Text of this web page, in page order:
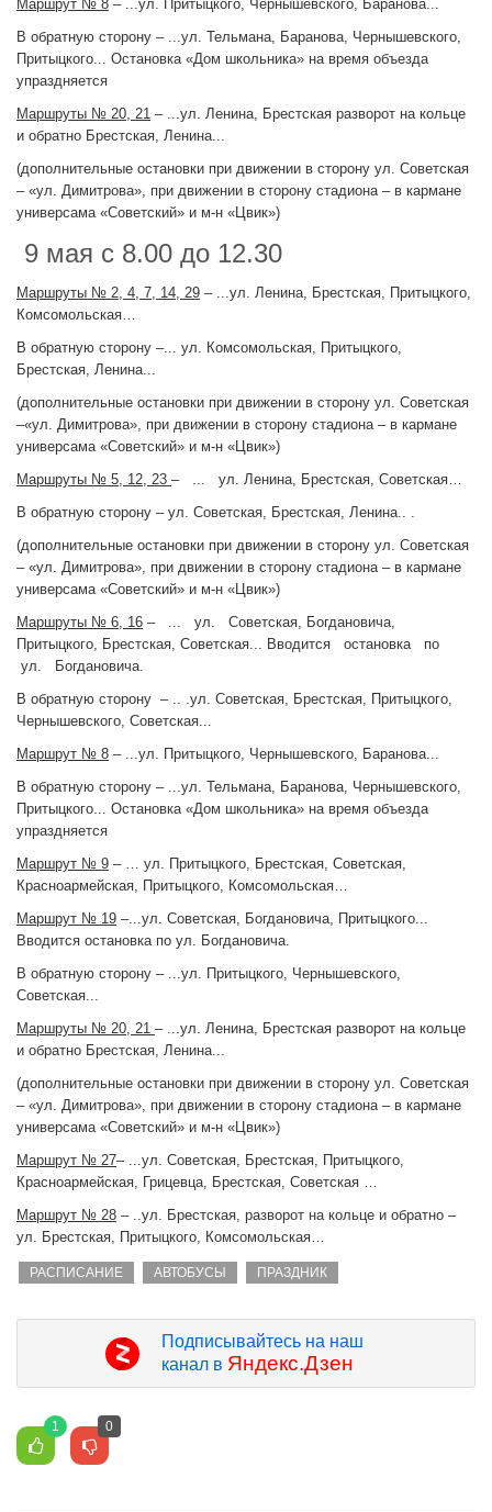
Маршрут № 8 – ...ул. Притыцкого, Чернышевского, Баранова...
В обратную сторону – ...ул. Тельмана, Баранова, Чернышевского,
Притыцкого... Остановка «Дом школьника» на время объезда
упраздняется
Маршруты № 20, 21 – ...ул. Ленина, Брестская разворот на кольце
и обратно Брестская, Ленина...
(дополнительные остановки при движении в сторону ул. Советская
– «ул. Димитрова», при движении в сторону стадиона – в кармане
универсама «Советский» и м-н «Цвик»)
9 мая с 8.00 до 12.30
Маршруты № 2, 4, 7, 14, 29 – ...ул. Ленина, Брестская, Притыцкого,
Комсомольская…
В обратную сторону –... ул. Комсомольская, Притыцкого,
Брестская, Ленина...
(дополнительные остановки при движении в сторону ул. Советская
–«ул. Димитрова», при движении в сторону стадиона – в кармане
универсама «Советский» и м-н «Цвик»)
Маршруты № 5, 12, 23 – ... ул. Ленина, Брестская, Советская…
В обратную сторону – ул. Советская, Брестская, Ленина.. .
(дополнительные остановки при движении в сторону ул. Советская
– «ул. Димитрова», при движении в сторону стадиона – в кармане
универсама «Советский» и м-н «Цвик»)
Маршруты № 6, 16 – ... ул. Советская, Богдановича,
Притыцкого, Брестская, Советская... Вводится остановка по
ул. Богдановича.
В обратную сторону – .. .ул. Советская, Брестская, Притыцкого,
Чернышевского, Советская...
Маршрут № 8 – ...ул. Притыцкого, Чернышевского, Баранова...
В обратную сторону – ...ул. Тельмана, Баранова, Чернышевского,
Притыцкого... Остановка «Дом школьника» на время объезда
упраздняется
Маршрут № 9 – … ул. Притыцкого, Брестская, Советская,
Красноармейская, Притыцкого, Комсомольская…
Маршрут № 19 –...ул. Советская, Богдановича, Притыцкого...
Вводится остановка по ул. Богдановича.
В обратную сторону – ...ул. Притыцкого, Чернышевского,
Советская...
Маршруты № 20, 21 – ...ул. Ленина, Брестская разворот на кольце
и обратно Брестская, Ленина...
(дополнительные остановки при движении в сторону ул. Советская
– «ул. Димитрова», при движении в сторону стадиона – в кармане
универсама «Советский» и м-н «Цвик»)
Маршрут № 27– ...ул. Советская, Брестская, Притыцкого,
Красноармейская, Грицевца, Брестская, Советская …
Маршрут № 28 – ..ул. Брестская, разворот на кольце и обратно –
ул. Брестская, Притыцкого, Комсомольская…
РАСПИСАНИЕ АВТОБУСЫ ПРАЗДНИК
Подписывайтесь на наш
канал в Яндекс.Дзен
1 0